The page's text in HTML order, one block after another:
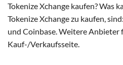
Tokenize Xchange kaufen? Was
Tokenize Xchange zu kaufen,
und Coinbase. Weitere Anbieter
Kauf-/Verkaufsseite.